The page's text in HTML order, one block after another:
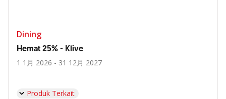
Dining
Hemat 25% - Klive
1 1月 2026 - 31 12月 2027
Produk Terkait